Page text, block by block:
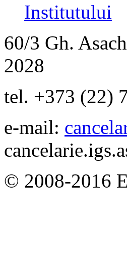
Institutului
60/3 Gh.
2028
tel. +373 (22)
e-mail:
© 2008-2016